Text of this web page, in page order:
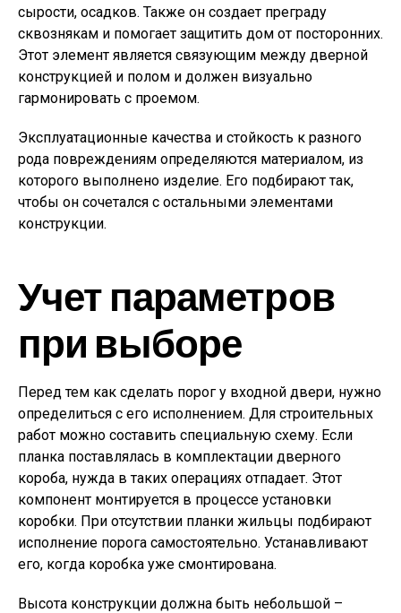
сырости, осадков. Также он создает преграду
сквознякам и помогает защитить дом от посторонних.
Этот элемент является связующим между дверной
конструкцией и полом и должен визуально
гармонировать с проемом.
Эксплуатационные качества и стойкость к разного
рода повреждениям определяются материалом, из
которого выполнено изделие. Его подбирают так,
чтобы он сочетался с остальными элементами
конструкции.
Учет параметров
при выборе
Перед тем как сделать порог у входной двери, нужно
определиться с его исполнением. Для строительных
работ можно составить специальную схему. Если
планка поставлялась в комплектации дверного
короба, нужда в таких операциях отпадает. Этот
компонент монтируется в процессе установки
коробки. При отсутствии планки жильцы подбирают
исполнение порога самостоятельно. Устанавливают
его, когда коробка уже смонтирована.
Высота конструкции должна быть небольшой –